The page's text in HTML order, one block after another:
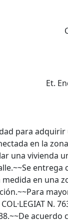
Et.
para adquirir
en la
una vivienda
en una
N.